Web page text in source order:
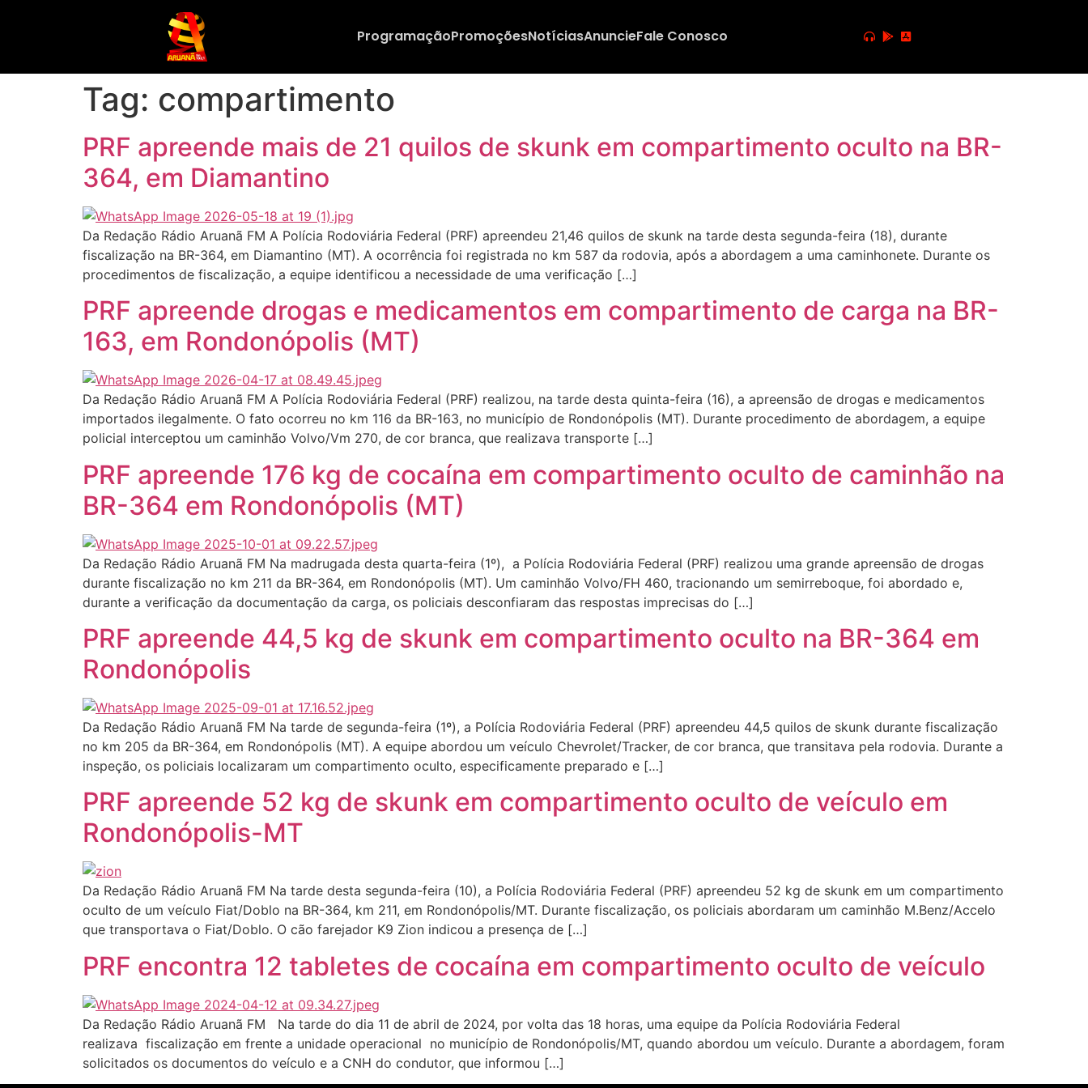
ProgramaçãoPromoçõesNotíciasAnuncieFale Conosco
Tag: compartimento
PRF apreende mais de 21 quilos de skunk em compartimento oculto na BR-
364, em Diamantino
Da Redação Rádio Aruanã FM A Polícia Rodoviária Federal (PRF) apreendeu 21,46 quilos de skunk na tarde desta segunda-feira (18), durante
fiscalização na BR-364, em Diamantino (MT). A ocorrência foi registrada no km 587 da rodovia, após a abordagem a uma caminhonete. Durante os
procedimentos de fiscalização, a equipe identificou a necessidade de uma verificação […]
PRF apreende drogas e medicamentos em compartimento de carga na BR-
163, em Rondonópolis (MT)
Da Redação Rádio Aruanã FM A Polícia Rodoviária Federal (PRF) realizou, na tarde desta quinta-feira (16), a apreensão de drogas e medicamentos
importados ilegalmente. O fato ocorreu no km 116 da BR-163, no município de Rondonópolis (MT). Durante procedimento de abordagem, a equipe
policial interceptou um caminhão Volvo/Vm 270, de cor branca, que realizava transporte […]
PRF apreende 176 kg de cocaína em compartimento oculto de caminhão na
BR-364 em Rondonópolis (MT)
Da Redação Rádio Aruanã FM Na madrugada desta quarta-feira (1º), a Polícia Rodoviária Federal (PRF) realizou uma grande apreensão de drogas
durante fiscalização no km 211 da BR-364, em Rondonópolis (MT). Um caminhão Volvo/FH 460, tracionando um semirreboque, foi abordado e,
durante a verificação da documentação da carga, os policiais desconfiaram das respostas imprecisas do […]
PRF apreende 44,5 kg de skunk em compartimento oculto na BR-364 em
Rondonópolis
Da Redação Rádio Aruanã FM Na tarde de segunda-feira (1º), a Polícia Rodoviária Federal (PRF) apreendeu 44,5 quilos de skunk durante fiscalização
no km 205 da BR-364, em Rondonópolis (MT). A equipe abordou um veículo Chevrolet/Tracker, de cor branca, que transitava pela rodovia. Durante a
inspeção, os policiais localizaram um compartimento oculto, especificamente preparado e […]
PRF apreende 52 kg de skunk em compartimento oculto de veículo em
Rondonópolis-MT
Da Redação Rádio Aruanã FM Na tarde desta segunda-feira (10), a Polícia Rodoviária Federal (PRF) apreendeu 52 kg de skunk em um compartimento
oculto de um veículo Fiat/Doblo na BR-364, km 211, em Rondonópolis/MT. Durante fiscalização, os policiais abordaram um caminhão M.Benz/Accelo
que transportava o Fiat/Doblo. O cão farejador K9 Zion indicou a presença de […]
PRF encontra 12 tabletes de cocaína em compartimento oculto de veículo
Da Redação Rádio Aruanã FM Na tarde do dia 11 de abril de 2024, por volta das 18 horas, uma equipe da Polícia Rodoviária Federal
realizava fiscalização em frente a unidade operacional no município de Rondonópolis/MT, quando abordou um veículo. Durante a abordagem, foram
solicitados os documentos do veículo e a CNH do condutor, que informou […]